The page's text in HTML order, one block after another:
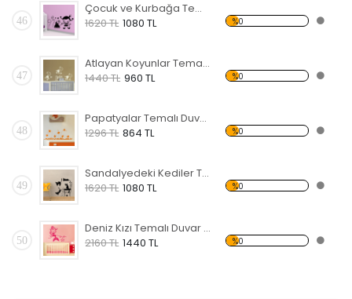
46
Çocuk ve Kurbağa Temalı Duvar Sticker
1620 TL 1080 TL %0
47
Atlayan Koyunlar Temalı Duvar Sticker
1440 TL 960 TL %0
48
Papatyalar Temalı Duvar Sticker
1296 TL 864 TL %0
49
Sandalyedeki Kediler Temalı Duvar Sticker
1620 TL 1080 TL %0
50
Deniz Kızı Temalı Duvar Sticker
2160 TL 1440 TL %0